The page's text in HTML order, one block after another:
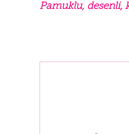
Pamuklu, desenli,